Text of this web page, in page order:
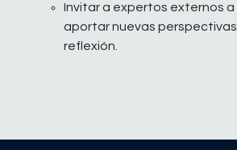
Invitar a expertos externos a
aportar nuevas perspectivas
reflexión.